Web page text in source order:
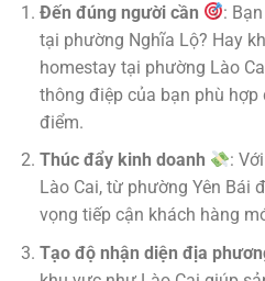
Đến đúng người cần
:
tại phường Nghĩa Lộ? Hay
homestay tại phường Lào
thông điệp của bạn phù
điểm.
Thúc đẩy kinh doanh
:
Lào Cai, từ phường Yên Bái
vọng tiếp cận khách hàng
Tạo độ nhận diện địa